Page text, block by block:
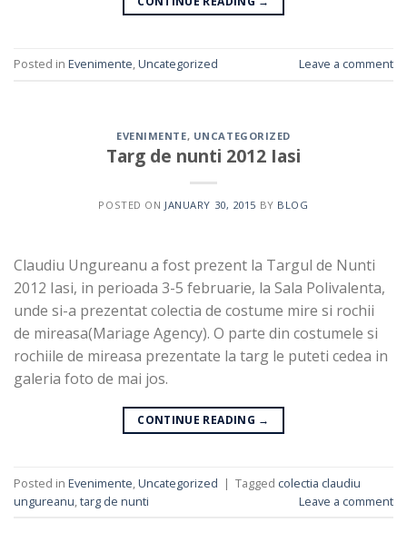
Posted in Evenimente,Uncategorized Leave a comment
EVENIMENTE, UNCATEGORIZED
Targ de nunti 2012 Iasi
POSTED ON JANUARY 30, 2015 BY BLOG
Claudiu Ungureanu a fost prezent la Targul de Nunti
2012 Iasi, in perioada 3-5 februarie, la Sala Polivalenta,
unde si-a prezentat colectia de costume mire si rochii
de mireasa(Mariage Agency). O parte din costumele si
rochiile de mireasa prezentate la targ le puteti cedea in
galeria foto de mai jos.
CONTINUE READING →
Posted in Evenimente,Uncategorized | Tagged colectia claudiu
ungureanu,targ de nunti Leave a comment